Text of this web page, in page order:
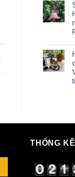
THỐNG